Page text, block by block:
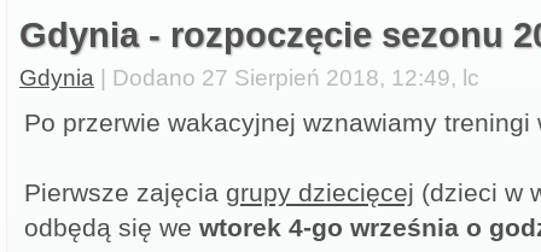
Gdynia - rozpoczęcie sezonu
Gdynia | Dodano 27 Sierpień 2018, 12:49, lc
Po przerwie wakacyjnej wznawiamy treningi
Pierwsze zajęcia grupy dziecięcej (dzieci w
odbędą się we wtorek 4-go września o